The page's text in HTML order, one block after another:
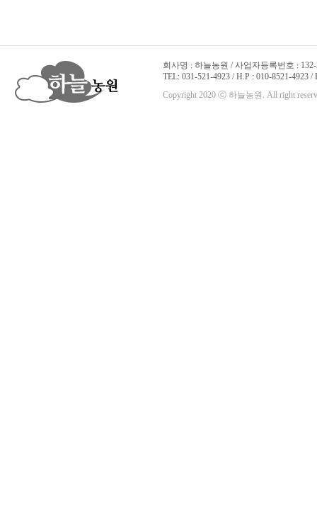
회사명 : 하늘농원 / 사업자등록번호 :
TEL: 031-521-4923 / H.P : 010-8521-4923 /
Copyright 2020 ⓒ 하늘농원. All right